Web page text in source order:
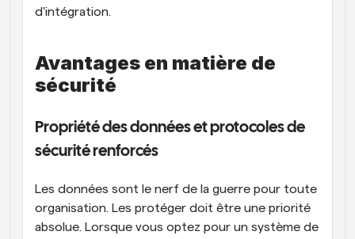
d'intégration.
Avantages en matière de
sécurité
Propriété des données et protocoles de
sécurité renforcés
Les données sont le nerf de la guerre pour toute
organisation. Les protéger doit être une priorité
absolue. Lorsque vous optez pour un système de